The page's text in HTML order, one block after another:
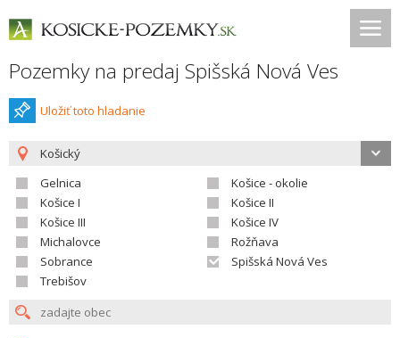
Pozemky na predaj Spišská Nová Ves
Uložiť toto hladanie
Košický
Gelnica
Košice - okolie
Košice I
Košice II
Košice III
Košice IV
Michalovce
Rožňava
Sobrance
Spišská Nová Ves
Trebišov